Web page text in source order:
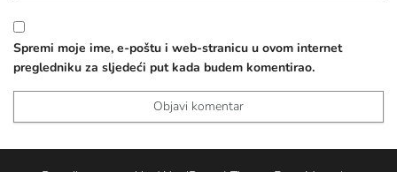
Spremi moje ime, e-poštu i web-stranicu u ovom internet
pregledniku za sljedeći put kada budem komentirao.